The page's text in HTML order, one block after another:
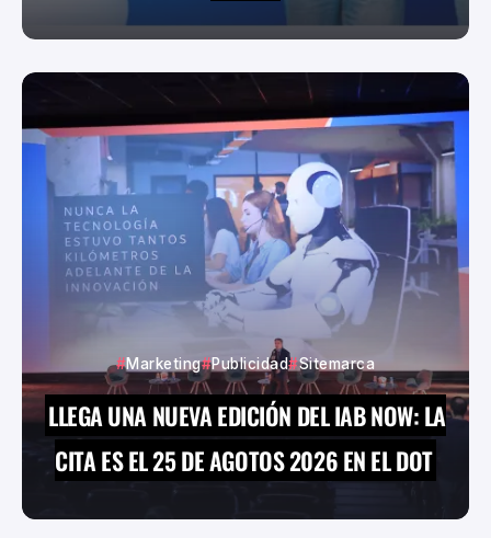
Marketing Publicidad Sitemarca
LLEGA UNA NUEVA EDICIÓN DEL IAB NOW: LA
CITA ES EL 25 DE AGOTOS 2026 EN EL DOT